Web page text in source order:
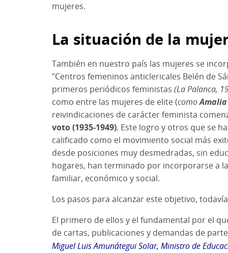
mujeres.
La situación de la
También en nuestro país las mujeres se
"Centros femeninos anticlericales Belén de
primeros periódicos feministas (La Palanca,
como entre las mujeres de elite (como
reivindicaciones de carácter feminista
voto (1935-1949). Este logro y otros que se
calificado como el movimiento social más
desde posiciones muy desmedradas, sin
hogares, han terminado por incorporarse a
familiar, económico y social.
Los pasos para alcanzar este objetivo,
El primero de ellos y el fundamental por el
de cartas, publicaciones y demandas de
Miguel Luis Amunátegui Solar, Ministro de